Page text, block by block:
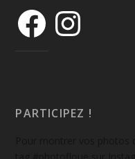
PARTICIPEZ !